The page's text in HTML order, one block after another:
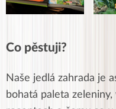
Co pěstuji?
Naše jedlá zahrada je
bohatá paleta